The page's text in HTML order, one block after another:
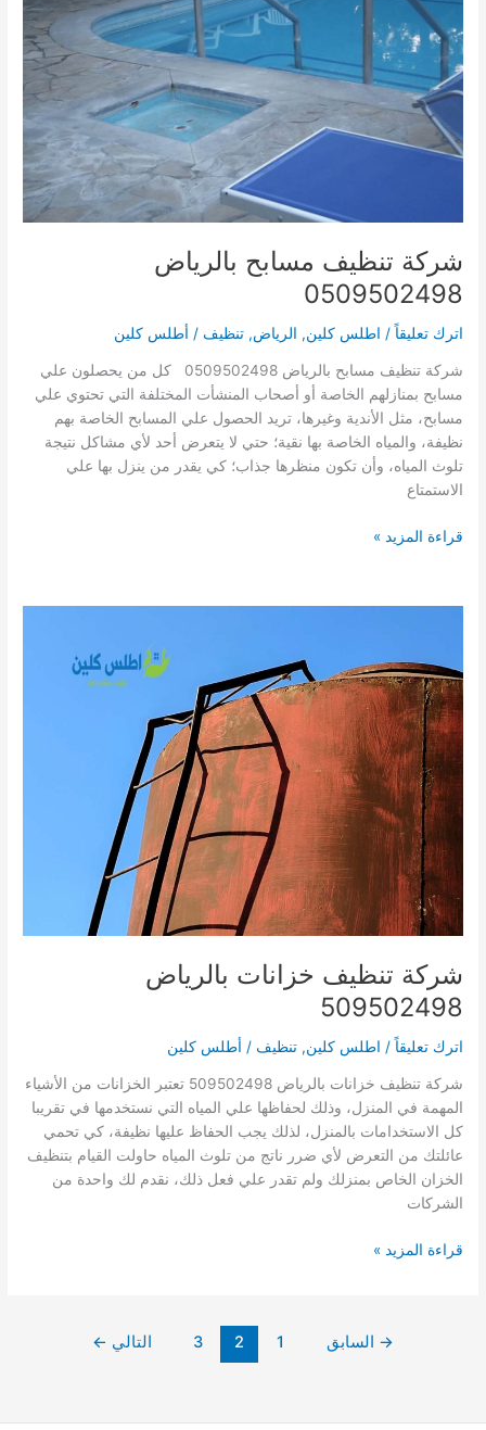
شركة تنظيف مسابح بالرياض
0509502498
اترك تعليقاً / اطلس كلين, الرياض,تنظيف / أطلس كلين
شركة تنظيف مسابح بالرياض 0509502498 كل من يحصلون علي
مسابح بمنازلهم الخاصة أو أصحاب المنشأت المختلفة التي تحتوي علي
مسابح، مثل الأندية وغيرها، تريد الحصول علي المسابح الخاصة بهم
نظيفة، والمياه الخاصة بها نقية؛ حتي لا يتعرض أحد لأي مشاكل نتيجة
تلوث المياه، وأن تكون منظرها جذاب؛ كي يقدر من ينزل بها علي
الاستمتاع
شركة
بالرياض
قراءة المزيد »
شركة تنظيف خزانات بالرياض
509502498
اترك تعليقاً / اطلس كلين,تنظيف / أطلس كلين
شركة تنظيف خزانات بالرياض 509502498 تعتبر الخزانات من الأشياء
المهمة في المنزل، وذلك لحفاظها علي المياه التي نستخدمها في تقريبا
كل الاستخدامات بالمنزل، لذلك يجب الحفاظ عليها نظيفة، كي تحمي
عائلتك من التعرض لأي ضرر ناتج من تلوث المياه حاولت القيام بتنظيف
الخزان الخاص بمنزلك ولم تقدر علي فعل ذلك، نقدم لك واحدة من
الشركات
شركة
509502498
قراءة المزيد »
→ السابق 1
2
3 التالي ←